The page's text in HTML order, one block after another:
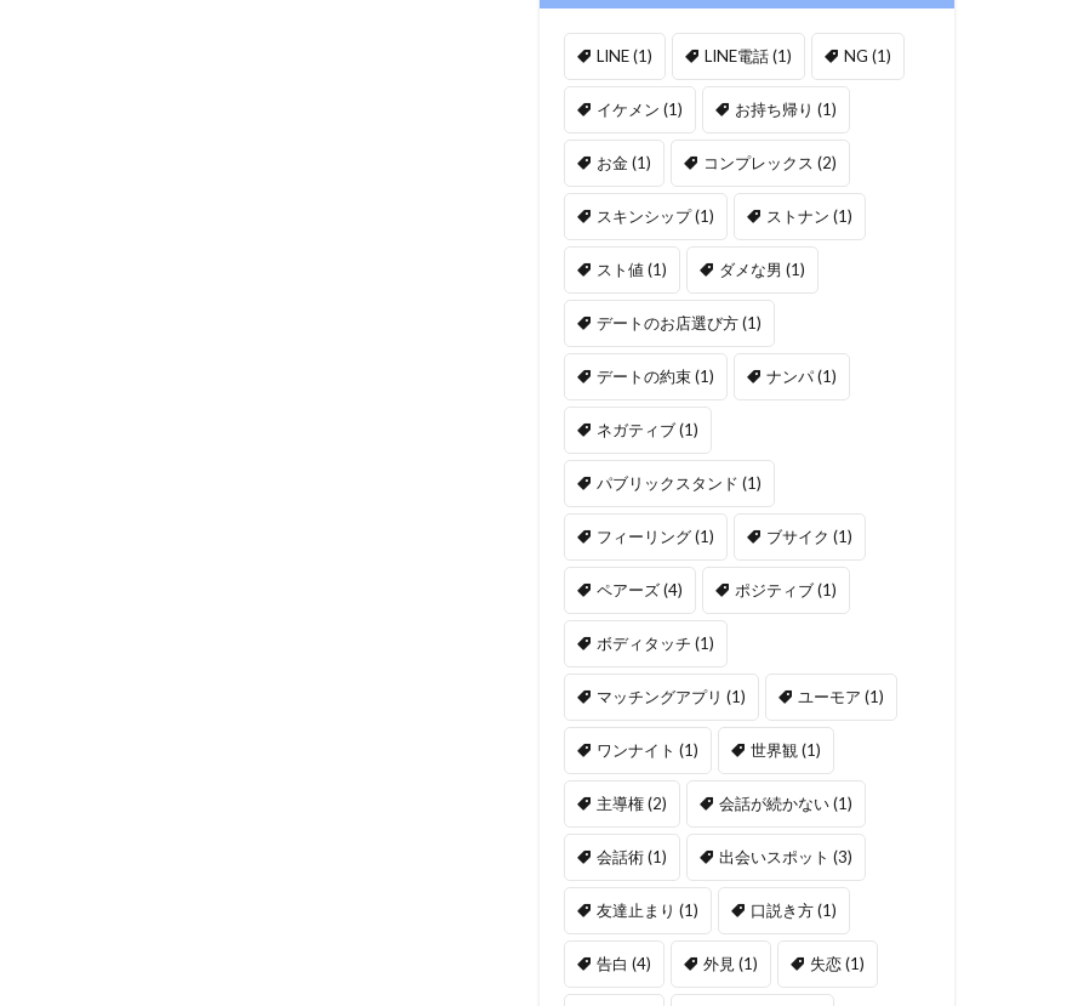
LINE(1) LINE電話(1) NG (1)
イケメン (1) お持ち帰り (1)
お金(1) コンプレックス (2)
スキンシップ(1) ストナン (1)
スト値(1) ダメな男 (1)
デートのお店選び方(1)
デートの約束(1) ナンパ(1)
ネガティブ(1)
パブリックスタンド (1)
フィーリング(1) ブサイク (1)
ペアーズ(4) ポジティブ(1)
ボディタッチ (1)
マッチングアプリ (1) ユーモア (1)
ワンナイト (1) 世界観(1)
主導権(2) 会話が続かない(1)
会話術(1) 出会いスポット (3)
友達止まり (1) 口説き方(1)
告白 (4) 外見(1) 失恋(1)